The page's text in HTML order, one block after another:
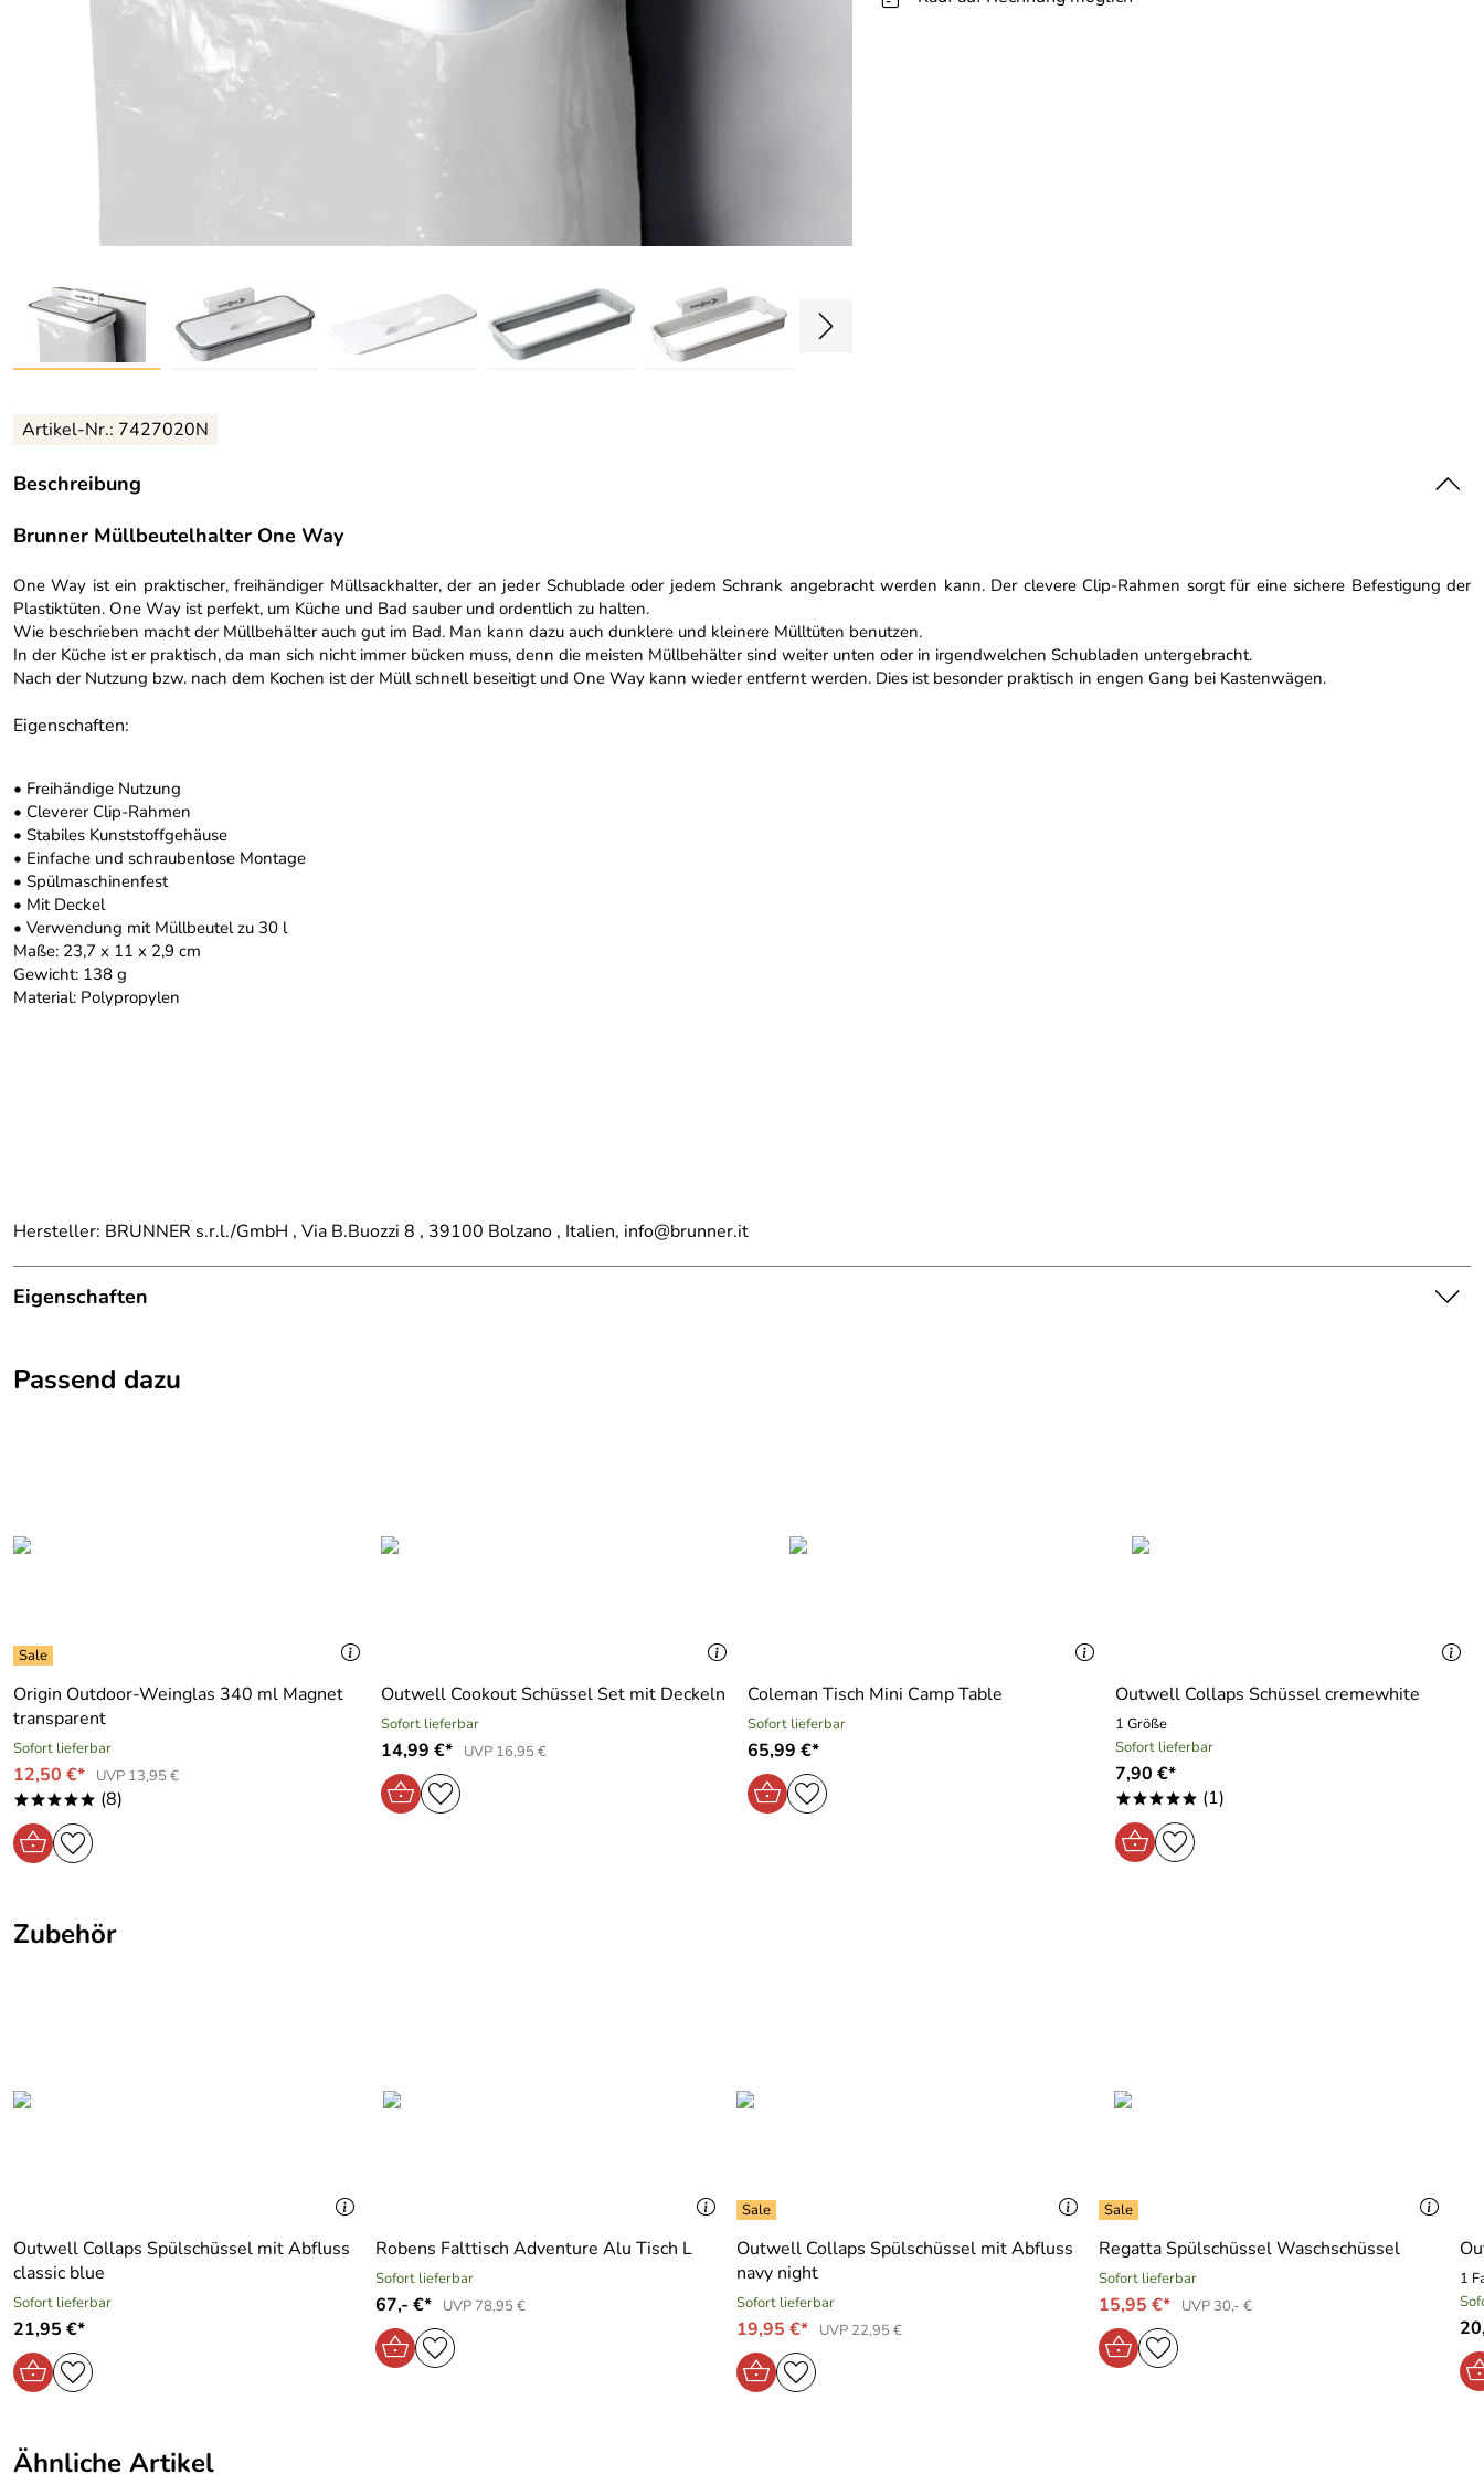
Artikel-Nr.: 7427020N
Beschreibung
Brunner Müllbeutelhalter One Way
One Way ist ein praktischer, freihändiger Müllsackhalter, der an jeder Schublade oder jedem Schrank angebracht werden kann. Der clevere Clip-Rahmen sorgt für eine sichere Befestigung der
Plastiktüten. One Way ist perfekt, um Küche und Bad sauber und ordentlich zu halten.
Wie beschrieben macht der Müllbehälter auch gut im Bad. Man kann dazu auch dunklere und kleinere Mülltüten benutzen.
In der Küche ist er praktisch, da man sich nicht immer bücken muss, denn die meisten Müllbehälter sind weiter unten oder in irgendwelchen Schubladen untergebracht.
Nach der Nutzung bzw. nach dem Kochen ist der Müll schnell beseitigt und One Way kann wieder entfernt werden. Dies ist besonder praktisch in engen Gang bei Kastenwägen.
Eigenschaften:
• Freihändige Nutzung
• Cleverer Clip-Rahmen
• Stabiles Kunststoffgehäuse
• Einfache und schraubenlose Montage
• Spülmaschinenfest
• Mit Deckel
• Verwendung mit Müllbeutel zu 30 l
Maße: 23,7 x 11 x 2,9 cm
Gewicht: 138 g
Material: Polypropylen
Hersteller: BRUNNER s.r.l./GmbH , Via B.Buozzi 8 , 39100 Bolzano , Italien, info@brunner.it
Eigenschaften
Kategorie:
Campingzubehör, Outdoorküche, Accessoires
Passend dazu
Origin Outdoor-Weinglas 340 ml Magnet
transparent
Sofort lieferbar
12,50 €* UVP 13,95 €
***** (8)
Outwell Cookout Schüssel Set mit Deckeln
Sofort lieferbar
14,99 €* UVP 16,95 €
Coleman Tisch Mini Camp Table
Sofort lieferbar
65,99 €*
Outwell Collaps Schüssel cremewhite
1 Größe
Sofort lieferbar
7,90 €*
***** (1)
Zubehör
Outwell Collaps Spülschüssel mit Abfluss
classic blue
Sofort lieferbar
21,95 €*
Robens Falttisch Adventure Alu Tisch L
Sofort lieferbar
67,- €* UVP 78,95 €
Outwell Collaps Spülschüssel mit Abfluss
navy night
Sofort lieferbar
19,95 €* UVP 22,95 €
Regatta Spülschüssel Waschschüssel
Sofort lieferbar
15,95 €* UVP 30,- €
1
Ähnliche Artikel